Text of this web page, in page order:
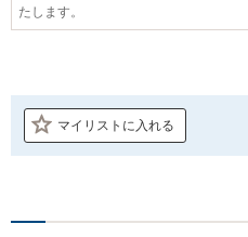
たします。
マイリストに入れる